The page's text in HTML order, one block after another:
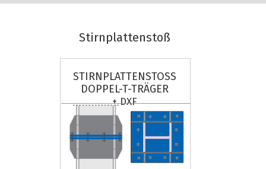
Stirnplattenstoß
STIRNPLATTENSTOSS
DOPPEL-T-TRÄGER
+ DXF